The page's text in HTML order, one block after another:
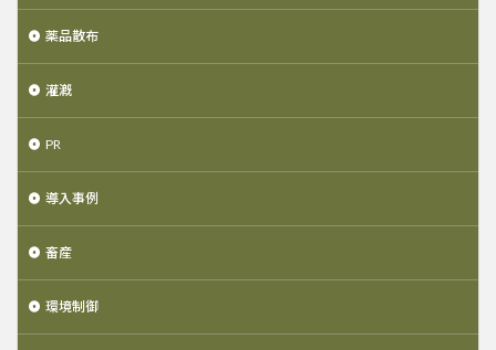
薬品散布
灌漑
PR
導入事例
畜産
環境制御